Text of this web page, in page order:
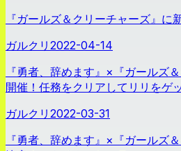
『ガールズ＆クリーチャーズ』に
ガルクリ 2022-04-14
『勇者、辞めます』×『ガールズ
開催！任務をクリアしてリリをゲ
ガルクリ 2022-03-31
『勇者、辞めます』×『ガールズ